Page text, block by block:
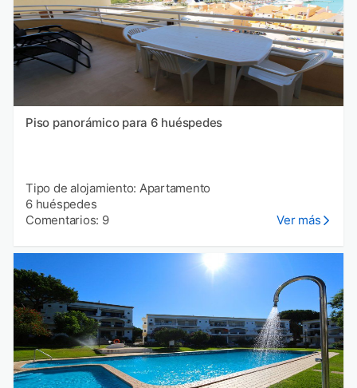
Piso panorámico para 6 huéspedes
Tipo de alojamiento: Apartamento
6 huéspedes
Comentarios: 9
Ver más